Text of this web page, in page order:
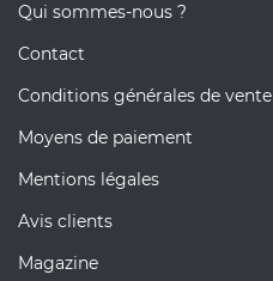
Qui sommes-nous ?
Contact
Conditions générales de vente
Moyens de paiement
Mentions légales
Avis clients
Magazine